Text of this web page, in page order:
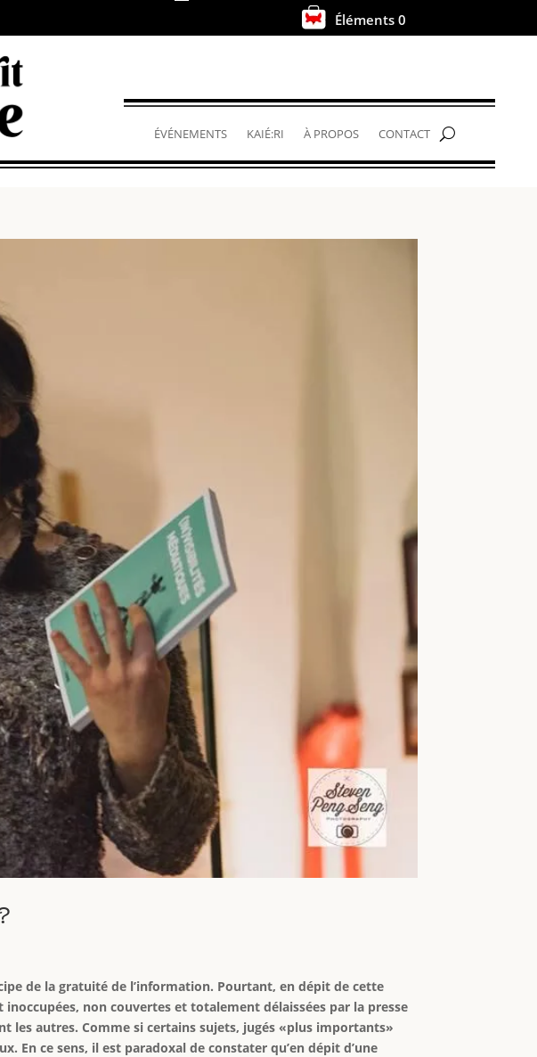
. Éléments 0
ÉVÉNEMENTS KAIÉ:RI À PROPOS CONTACT
de la gratuité de l’information. Pourtant, en dépit de cette
non couvertes et totalement délaissées par la presse
les autres. Comme si certains sujets, jugés «plus importants»
En ce sens, il est paradoxal de constater qu’en dépit d’une